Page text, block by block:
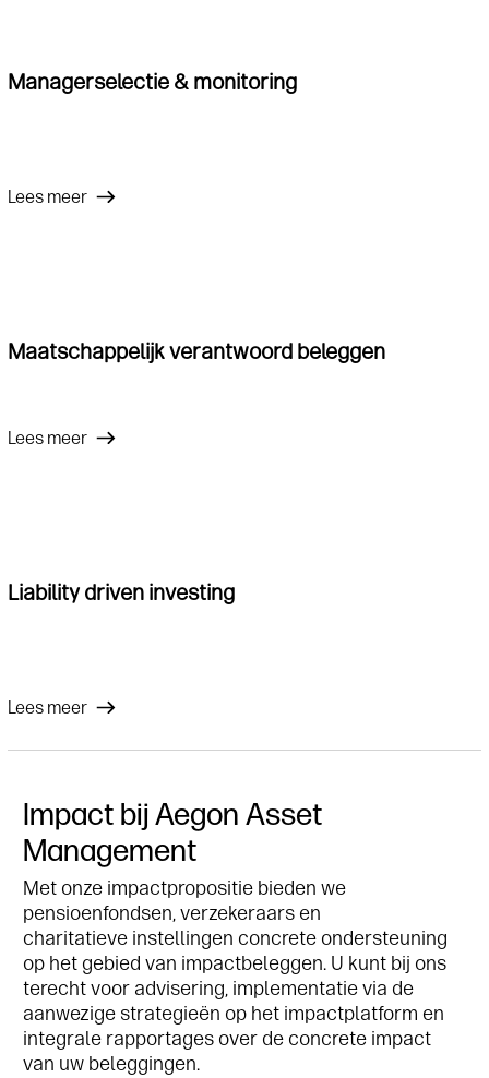
Managerselectie & monitoring
Lees meer
Maatschappelijk verantwoord beleggen
Lees meer
Liability driven investing
Lees meer
Impact bij Aegon Asset
Management
Met onze impactpropositie bieden we
pensioenfondsen, verzekeraars en
charitatieve instellingen concrete ondersteuning
op het gebied van impactbeleggen. U kunt bij ons
terecht voor advisering, implementatie via de
aanwezige strategieën op het impactplatform en
integrale rapportages over de concrete impact
van uw beleggingen.